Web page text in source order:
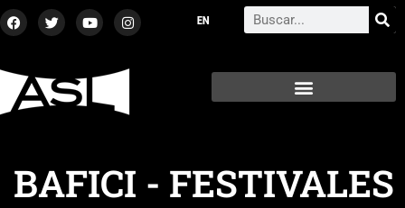
al
F
a
c
o
k
T
w
i
e
r
Y
o
u
b
I
n
s
a
Search
BAFICI - FESTIVALES